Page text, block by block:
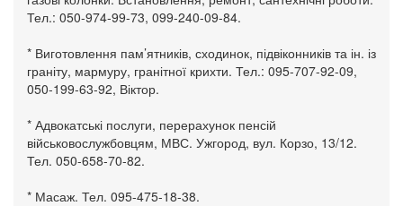
Тел.: 050-974-99-73, 099-240-09-84.
* Виготовлення пам’ятників, сходинок, підвіконників та ін. із
граніту, мармуру, гранітної крихти. Тел.: 095-707-92-09,
050-199-63-92, Віктор.
* Адвокатські послуги, перерахунок пенсій
військовослужбовцям, МВС. Ужгород, вул. Корзо, 13/12.
Тел. 050-658-70-82.
* Масаж. Тел. 095-475-18-38.